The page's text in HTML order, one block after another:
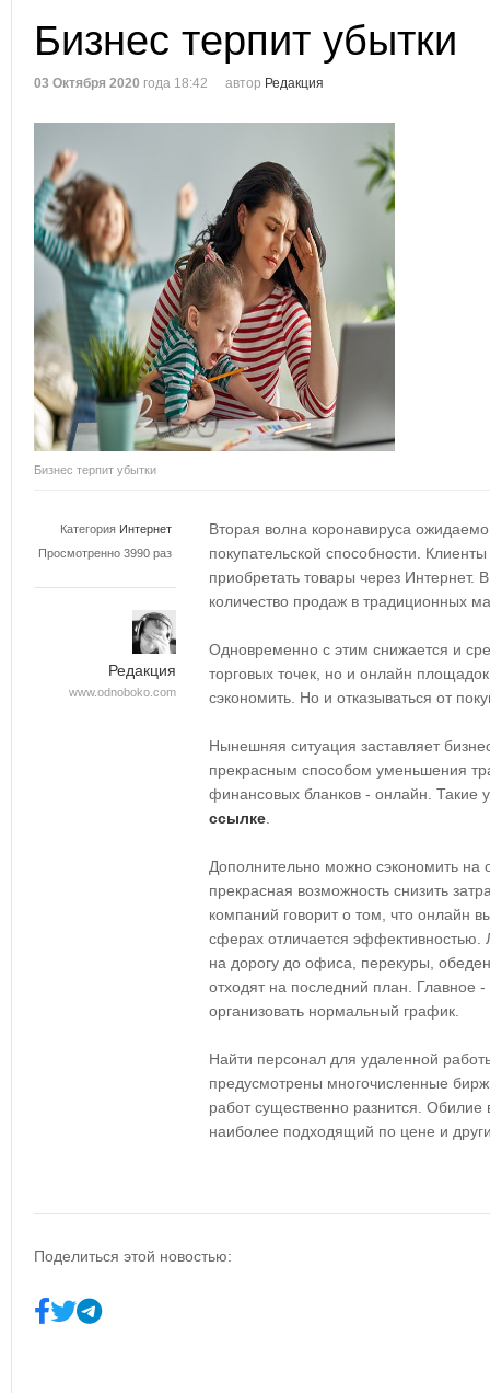
Бизнес терпит убытки
03 Октября 2020 года 18:42 автор Редакция
Бизнес терпит убытки
Категория Интернет
Просмотренно 3990 раз
Редакция
www.odnoboko.com
Вторая волна коронавируса
покупательской способности.
приобретать товары через Интернет.
количество продаж в традиционных
Одновременно с этим снижается и
торговых точек, но и онлайн
сэкономить. Но и отказываться от
Нынешняя ситуация заставляет
прекрасным способом уменьшения
финансовых бланков - онлайн. Такие
ссылке
Дополнительно можно сэкономить
прекрасная возможность снизить
компаний говорит о том, что онлайн
сферах отличается эффективностью.
на дорогу до офиса, перекуры,
отходят на последний план. Главное -
организовать нормальный график.
Найти персонал для удаленной
предусмотрены многочисленные
работ существенно разнится. Обилие
наиболее подходящий по цене и
Поделиться этой новостью: